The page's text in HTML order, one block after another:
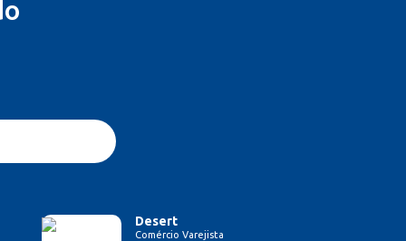
Desert
Comércio Varejista